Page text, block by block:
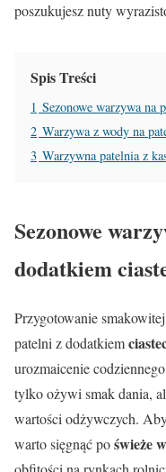
poszukujesz nuty
Spis Treści
1 Sezonowe warzywa na
2 Warzywa z wody na
3 Warzywna patelnia z
Sezonowe
dodatkiem
Przygotowanie
patelni z dodatkiem
urozmaicenie
tylko ożywi smak dania,
wartości odżywczych.
warto sięgnąć poświeże